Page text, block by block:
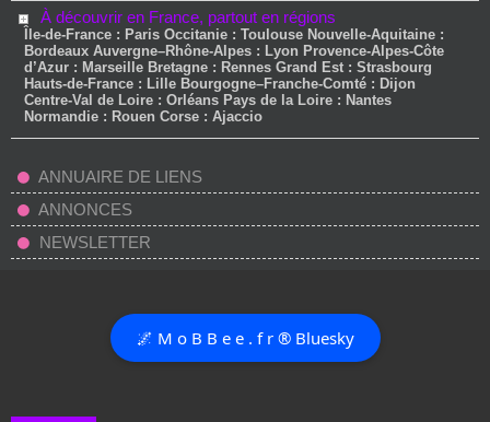
À découvrir en France, partout en régions
Île-de-France : Paris Occitanie : Toulouse Nouvelle-Aquitaine :
Bordeaux Auvergne–Rhône-Alpes : Lyon Provence-Alpes-Côte
d’Azur : Marseille Bretagne : Rennes Grand Est : Strasbourg
Hauts-de-France : Lille Bourgogne–Franche-Comté : Dijon
Centre-Val de Loire : Orléans Pays de la Loire : Nantes
Normandie : Rouen Corse : Ajaccio
ANNUAIRE DE LIENS
ANNONCES
NEWSLETTER
🌌 M o B B e e . f r ® Bluesky